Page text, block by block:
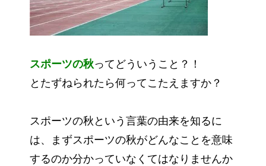
スポーツの秋ってどういうこと？！
とたずねられたら何ってこたえますか？
スポーツの秋という言葉の由来を知るに
は、まずスポーツの秋がどんなことを意味
するのか分かっていなくてはなりませんか